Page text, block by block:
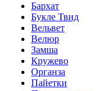
Бархат
Букле Твид
Вельвет
Велюр
Замша
Кружево
Органза
Пайетки